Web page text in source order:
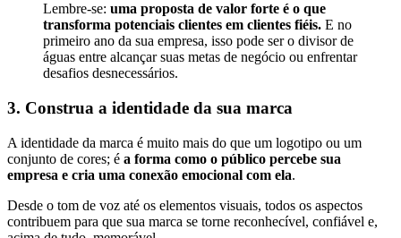
Lembre-se: uma proposta de valor forte é o que
transforma potenciais clientes em clientes fiéis. E no
primeiro ano da sua empresa, isso pode ser o divisor de
águas entre alcançar suas metas de negócio ou enfrentar
desafios desnecessários.
3. Construa a identidade da sua marca
A identidade da marca é muito mais do que um logotipo ou um
conjunto de cores; é a forma como o público percebe sua
empresa e cria uma conexão emocional com ela.
Desde o tom de voz até os elementos visuais, todos os aspectos
contribuem para que sua marca se torne reconhecível, confiável e,